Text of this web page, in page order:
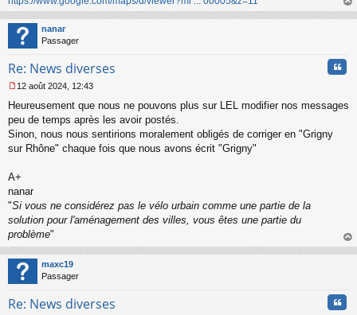
n
l
u
au
nanar
Passager
Re: News diverses
e
s
s
g
n
o
n
u
12 août 2024, 12:43
Heureusement que nous ne pouvons plus sur LEL modifier nos messages
peu de temps après les avoir postés.
Sinon, nous nous sentirions moralement obligés de corriger en "Grigny
sur Rhône" chaque fois que nous avons écrit "Grigny"
A+
nanar
"Si vous ne considérez pas le vélo urbain comme une partie de la
solution pour l'aménagement des villes, vous êtes une partie du
problème"
au
maxc19
Passager
Re: News diverses